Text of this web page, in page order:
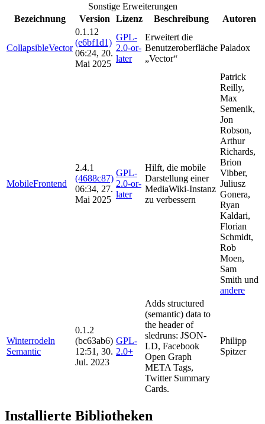
Sonstige Erweiterungen
Bezeichnung
Version Lizenz Beschreibung Autoren
CollapsibleVector
0.1.12
(e6bf1d1)
06:24, 20.
Mai 2025
GPL-
2.0-or-
later
Erweitert die
Benutzeroberfläche
„Vector“
Paladox
MobileFrontend
2.4.1
(4688c87)
06:34, 27.
Mai 2025
GPL-
2.0-or-
later
Hilft, die mobile
Darstellung einer
MediaWiki-Instanz
zu verbessern
Patrick
Reilly,
Max
Semenik,
Jon
Robson,
Arthur
Richards,
Brion
Vibber,
Juliusz
Gonera,
Ryan
Kaldari,
Florian
Schmidt,
Rob
Moen,
Sam
Smith und
andere
Winterrodeln
Semantic
0.1.2
(bc63ab6)
12:51, 30.
Jul. 2023
GPL-
2.0+
Adds structured
(semantic) data to
the header of
sledruns: JSON-
LD, Facebook
Open Graph
META Tags,
Twitter Summary
Cards.
Philipp
Spitzer
Installierte Bibliotheken